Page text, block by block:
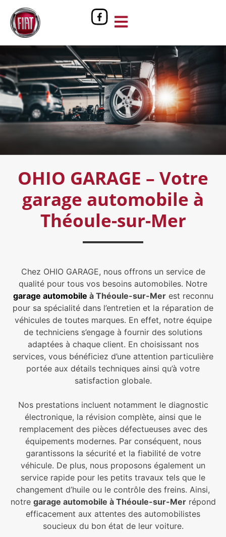
OHIO GARAGE – Votre
garage automobile à
Théoule-sur-Mer
Chez OHIO GARAGE, nous offrons un service de
qualité pour tous vos besoins automobiles. Notre
garage automobile à Théoule-sur-Merest reconnu
pour sa spécialité dans l’entretien et la réparation de
véhicules de toutes marques. En effet, notre équipe
de techniciens s’engage à fournir des solutions
adaptées à chaque client. En choisissant nos
services, vous bénéficiez d’une attention particulière
portée aux détails techniques ainsi qu’à votre
satisfaction globale.
Nos prestations incluent notamment le diagnostic
électronique, la révision complète, ainsi que le
remplacement des pièces défectueuses avec des
équipements modernes. Par conséquent, nous
garantissons la sécurité et la fiabilité de votre
véhicule. De plus, nous proposons également un
service rapide pour les petits travaux tels que le
changement d’huile ou le contrôle des freins. Ainsi,
notre garage automobile à Théoule-sur-Merrépond
efficacement aux attentes des automobilistes
soucieux du bon état de leur voiture.